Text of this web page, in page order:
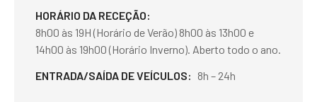
HORÁRIO DA RECEÇÃO
8h00 às 19H (Horário de Verão) 8h00 às 13h00 e
14h00 às 19h00 (Horário Inverno). Aberto todo o ano.
ENTRADA/SAÍDA DE VEÍCULOS
8h – 24h